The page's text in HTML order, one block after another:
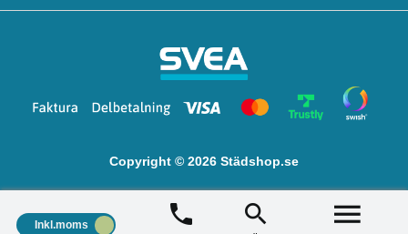
Copyright © 2026 Städshop.se
Inkl.moms